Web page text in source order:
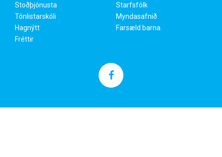
Stoðþjónusta
Tónlistarskóli
Hagnýtt
Fréttir
Starfsfólk
Myndasafnið
Farsæld barna